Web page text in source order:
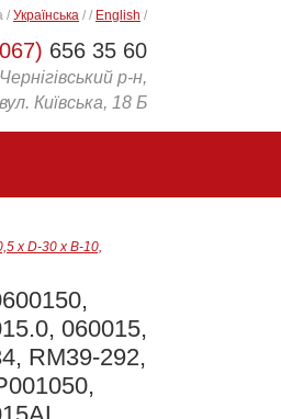
656 35 60
р-н,
Київська, 18 Б
/ Українська / / English /
x D-30 x B-10,
060015,
RM39-292,